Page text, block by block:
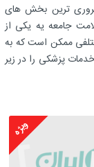
ترین بخش های
جامعه یه یکی از
ممکن است که به
پزشکی را در زیر
ویژه